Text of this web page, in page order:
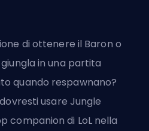
di ottenere il Baron o
in una partita
quando respawnano?
usare Jungle
companion di LoL nella